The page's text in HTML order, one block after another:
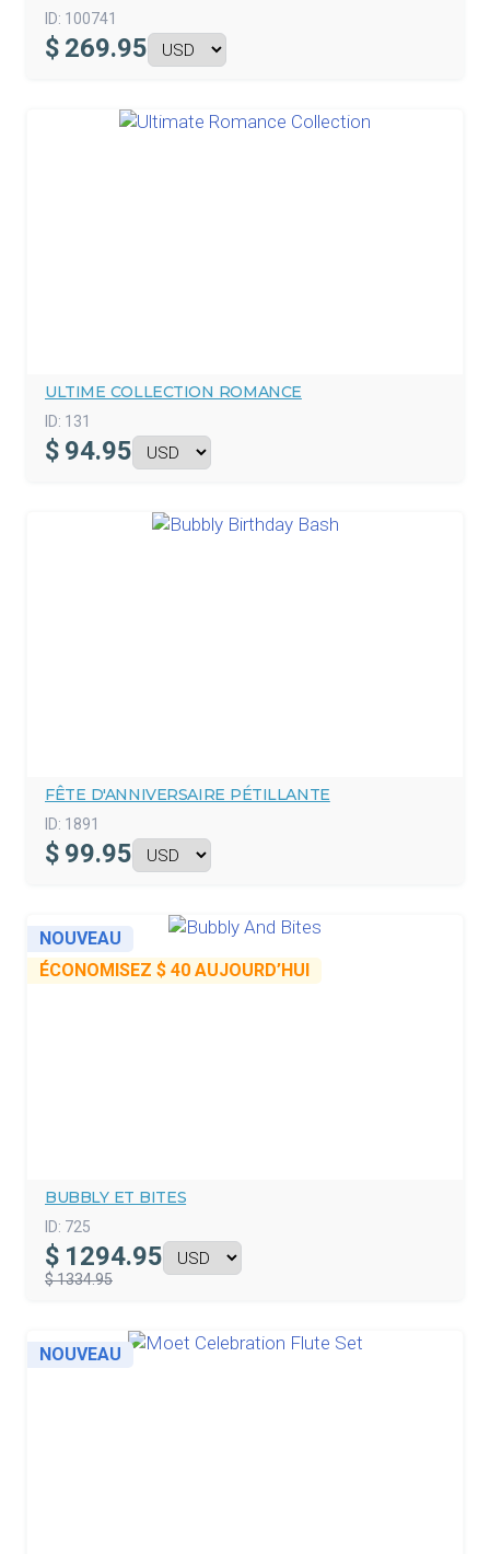
ID: 100741
$ 269.95
ULTIME COLLECTION ROMANCE
ID: 131
$ 94.95
FÊTE D'ANNIVERSAIRE PÉTILLANTE
ID: 1891
$ 99.95
NOUVEAU
ÉCONOMISEZ $ 40 AUJOURD’HUI
BUBBLY ET BITES
ID: 725
$ 1294.95
$ 1334.95
NOUVEAU